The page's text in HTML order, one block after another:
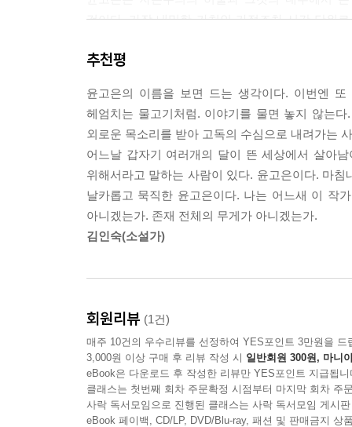
것이다. 가장 내밀한 가치인 가정조차 시간 단위
프레디 머큐리가 살았던 집에 우연히 세를 든 「
이제 그 집에는 모든 것이 있다. 단지 프레디 머큐
프레디 머큐리를 규정하는, 그를 감싸고 있는 아
모두 지워지는 것, 본질과 비본질이 뒤바뀌고 가
그럼에도 불구하고 우아한 인생의 선율
아니라는 판단이 내려지는 즉시 생존은 위협받
안에서 자신을 증명해주던 주소 ‘P259'를 사용
되찾기 위해 동료를 배신하고 자신을 내쫓은 회
직장에 들어간 「요리사의 손톱」의 주인공 ‘
사람들의 시선이 책에 꽂히길 바라지만 역설적으
추천평
윤고은의 이름을 보면 드는 생각이다. 이번엔
헤엄치는 물고기처럼. 이야기를 물면 놓지 않는
외로운 목소리를 받아 고독의 수심으로 내려가는
어느날 갑자기 여러개의 달이 뜬 세상에서 살아
위해서라고 말하는 사람이 있다. 윤고은이다. 마
날카롭고 묵직한 윤고은이다. 나는 어느새 이 작
아니겠는가. 존재 전체의 무게가 아니겠는가.
김인숙(소설가)
회원리뷰 (1건)
매주 10건의 우수리뷰를 선정하여 YES포인트 3만원을 드
3,000원 이상 구매 후 리뷰 작성 시 일반회원 300원, 마니
eBook은 다운로드 후 작성한 리뷰만 YES포인트 지급됩니
클래스는 첫번째 회차 주문확정 시점부터 마지막 회차 주
사락 독서모임으로 진행된 클래스는 사락 독서모임 게시
eBook 페이백, CD/LP, DVD/Blu-ray, 패션 및 판매금지 상